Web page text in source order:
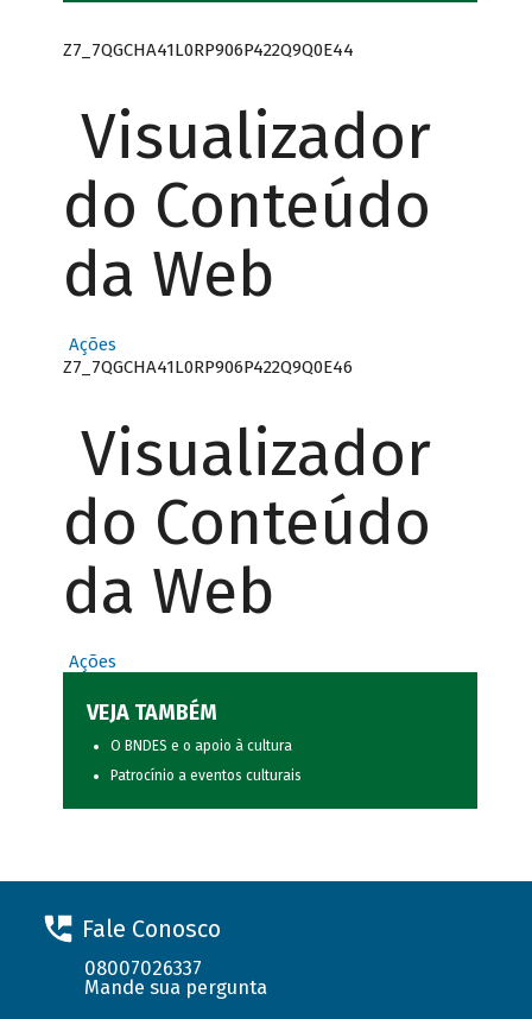
Z7_7QGCHA41L0RP906P422Q9Q0E44
Visualizador
do Conteúdo
da Web
Ações
Z7_7QGCHA41L0RP906P422Q9Q0E46
Visualizador
do Conteúdo
da Web
Ações
VEJA TAMBÉM
O BNDES e o apoio à cultura
Patrocínio a eventos culturais
Fale Conosco
08007026337
Mande sua pergunta